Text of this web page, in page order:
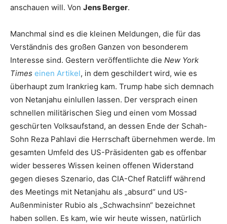
anschauen will. Von Jens Berger.
Manchmal sind es die kleinen Meldungen, die für das
Verständnis des großen Ganzen von besonderem
Interesse sind. Gestern veröffentlichte die New York
Times einen Artikel, in dem geschildert wird, wie es
überhaupt zum Irankrieg kam. Trump habe sich demnach
von Netanjahu einlullen lassen. Der versprach einen
schnellen militärischen Sieg und einen vom Mossad
geschürten Volksaufstand, an dessen Ende der Schah-
Sohn Reza Pahlavi die Herrschaft übernehmen werde. Im
gesamten Umfeld des US-Präsidenten gab es offenbar
wider besseres Wissen keinen offenen Widerstand
gegen dieses Szenario, das CIA-Chef Ratcliff während
des Meetings mit Netanjahu als „absurd“ und US-
Außenminister Rubio als „Schwachsinn“ bezeichnet
haben sollen. Es kam, wie wir heute wissen, natürlich